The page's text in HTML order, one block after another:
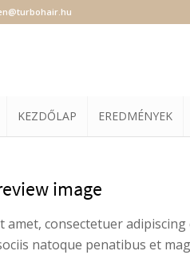
KEZDŐLAP EREDMÉNYEK
image
amet, consectetuer
natoque penatibus et